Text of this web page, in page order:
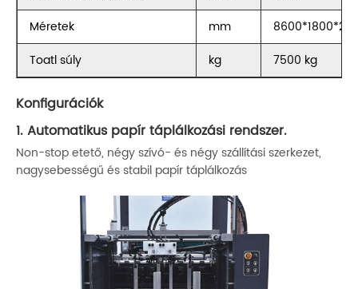
Méretek
mm
Toatl súly
kg 7500 kg
Konfigurációk
1. Automatikus papír táplálkozási rendszer.
Non-stop etető, négy szívó- és négy szállítási szerkezet,
nagysebességű és stabil papír táplálkozás